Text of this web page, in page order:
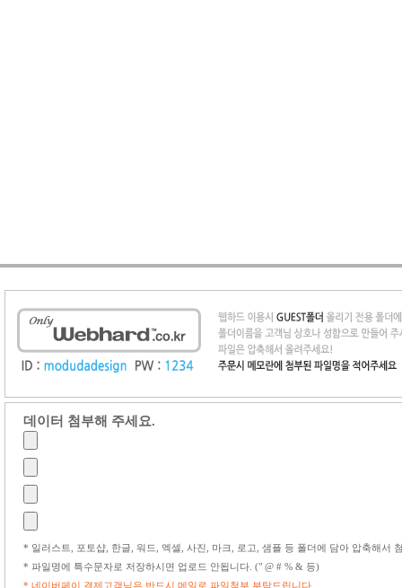
데이터 첨부해 주세요.
* 일러스트, 포토샵, 한글, 워드, 엑셀, 사진, 마크, 로고, 샘플 등 폴더에 담아 압축해서
* 파일명에 특수문자로 저장하시면 업로드 안됩니다. (" @ # % & 등)
* 네이버페이 결제고객님은 반드시 메일로 파일첨부 부탁드립니다.